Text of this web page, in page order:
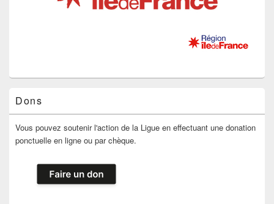
Dons
Vous pouvez soutenir l'action de la Ligue en effectuant une donation
ponctuelle en ligne ou par chèque.